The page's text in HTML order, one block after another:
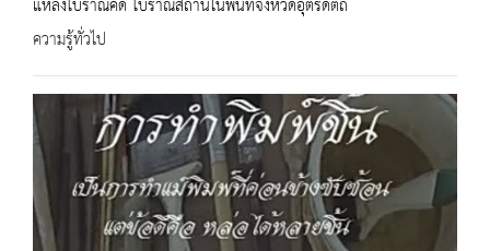
แหล่งโบราณคดี โบราณสถานในพื้นที่จังหวัดอุตรดิตถ์
ความรู้ทั่วไป